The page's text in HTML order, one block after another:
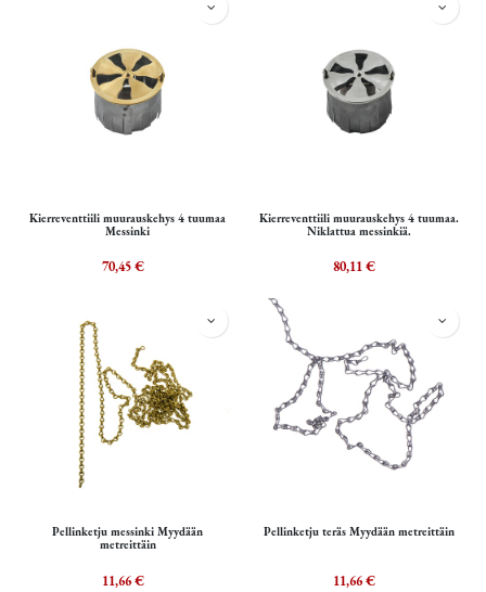
Kierreventtiili muurauskehys 4 tuumaa
Messinki
70,45€
Kierreventtiili muurauskehys 4 tuumaa.
Niklattua messinkiä.
80,11€
Pellinketju messinki Myydään
metreittäin
11,66€
Pellinketju teräs Myydään metreittäin
11,66€